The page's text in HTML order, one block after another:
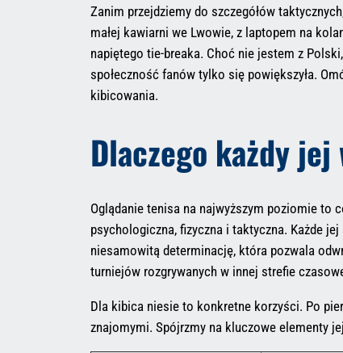
Zanim przejdziemy do szczegółów
małej kawiarni we Lwowie, z laptopem na
napiętego tie-breaka. Choć nie jestem z
społeczność fanów tylko się powiększyła.
kibicowania.
Dlaczego każdy
Oglądanie tenisa na najwyższym poziomie to
psychologiczna, fizyczna i taktyczna. Każde
niesamowitą determinację, która pozwala
turniejów rozgrywanych w innej strefie
Dla kibica niesie to konkretne korzyści. Po
znajomymi. Spójrzmy na kluczowe elementy